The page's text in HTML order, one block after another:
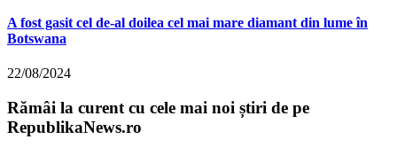
A fost gasit cel de-al doilea cel mai mare diamant din lume în
Botswana
22/08/2024
Rămâi la curent cu cele mai noi știri de pe
RepublikaNews.ro